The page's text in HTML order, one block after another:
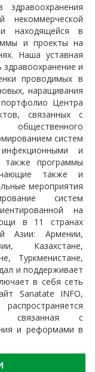
некоммерческой
и находящейся в
и проекты на
Наша уставная
и
проводимых в
наращивания
Центра
связанных с
систем
и
также программы
также и
мероприятия
систем
на
в 11 странах
Азии: Армении,
Казахстане,
Туркменистане,
и поддерживает
в себя сеть
Sanatate INFO,
связанная с
и реформами в